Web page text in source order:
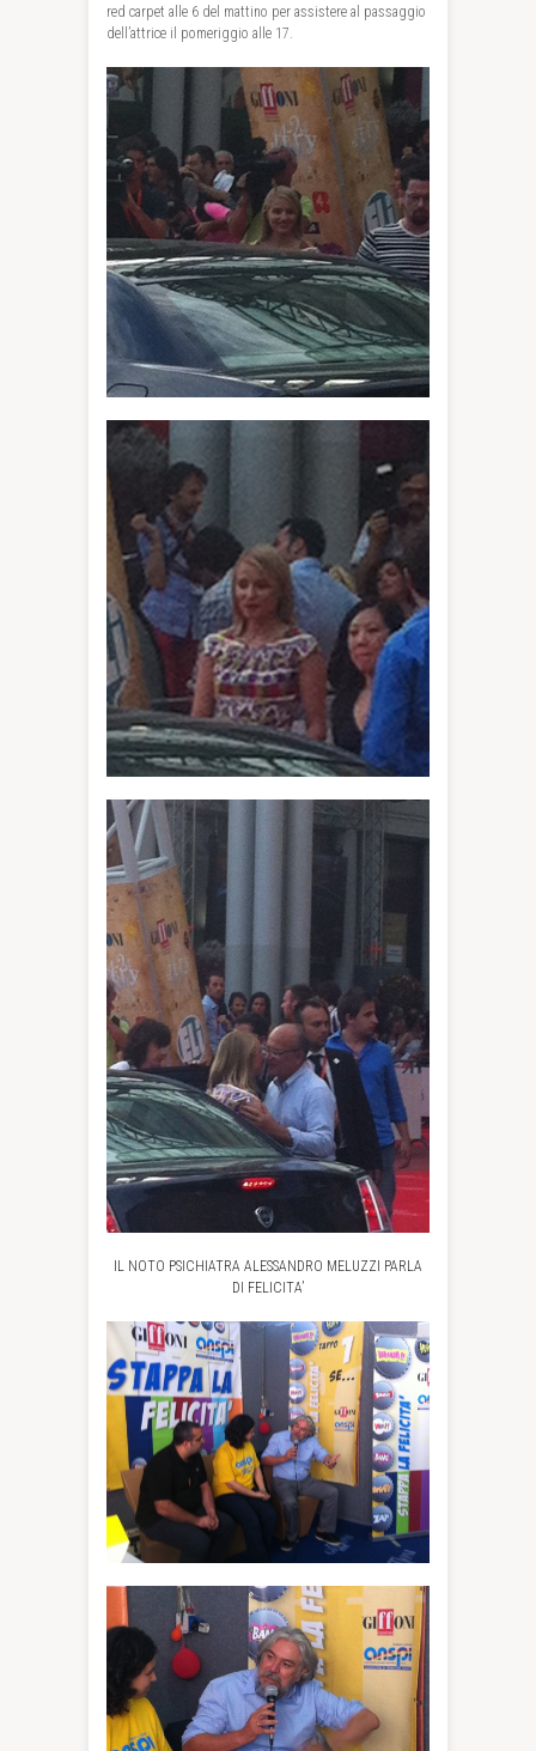
red carpet alle 6 del mattino per assistere al passaggio
dell’attrice il pomeriggio alle 17.
IL NOTO PSICHIATRA ALESSANDRO MELUZZI PARLA
DI FELICITA’